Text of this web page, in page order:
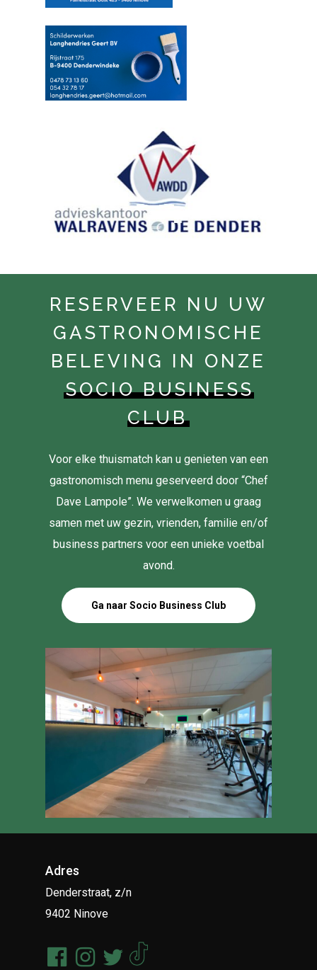
RESERVEER NU UW
GASTRONOMISCHE
BELEVING IN ONZE
SOCIO BUSINESS
CLUB
Voor elke thuismatch kan u genieten van een
gastronomisch menu geserveerd door “Chef
Dave Lampole”. We verwelkomen u graag
samen met uw gezin, vrienden, familie en/of
business partners voor een unieke voetbal
avond.
Ga naar Socio Business Club
Adres
Denderstraat, z/n
9402 Ninove